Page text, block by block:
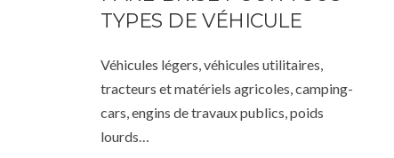
TYPES DE VÉHICULE
Véhicules légers, véhicules utilitaires,
tracteurs et matériels agricoles, camping-
cars, engins de travaux publics, poids
lourds…